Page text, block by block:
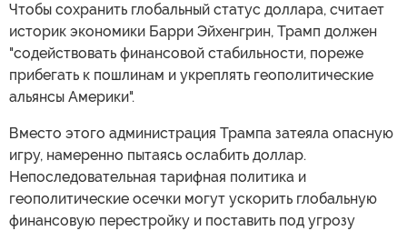
Чтобы сохранить глобальный статус доллара, считает
историк экономики Барри Эйхенгрин, Трамп должен
"содействовать финансовой стабильности, пореже
прибегать к пошлинам и укреплять геополитические
альянсы Америки".
Вместо этого администрация Трампа затеяла опасную
игру, намеренно пытаясь ослабить доллар.
Непоследовательная тарифная политика и
геополитические осечки могут ускорить глобальную
финансовую перестройку и поставить под угрозу